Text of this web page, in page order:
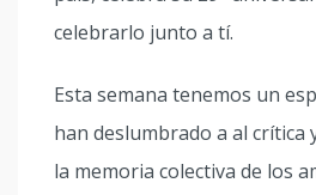
celebrarlo junto a tí.
Esta semana tenemos un
han deslumbrado a al crítica
la memoria colectiva de los